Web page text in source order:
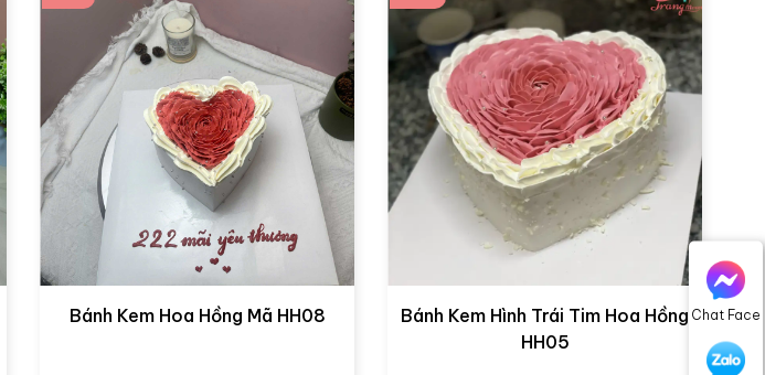
Chat Face
Bánh Kem Hoa Hồng Mã HH08
Bánh Kem Hình Trái Tim Hoa Hồng
HH05